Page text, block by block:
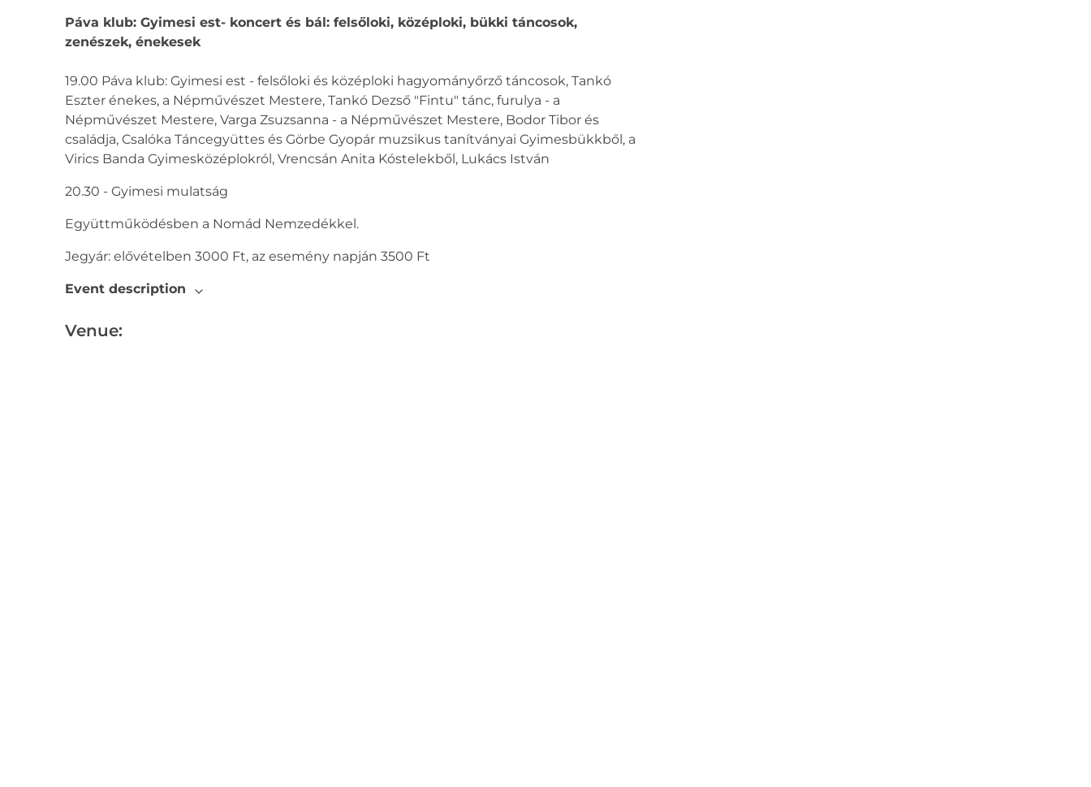
Páva klub: Gyimesi est- koncert és bál: felsőloki, középloki, bükki táncosok,
zenészek, énekesek
19.00 Páva klub: Gyimesi est - felsőloki és középloki hagyományőrző táncosok, Tankó
Eszter énekes, a Népművészet Mestere, Tankó Dezső "Fintu" tánc, furulya - a
Népművészet Mestere, Varga Zsuzsanna - a Népművészet Mestere, Bodor Tibor és
családja, Csalóka Táncegyüttes és Görbe Gyopár muzsikus tanítványai Gyimesbükkből, a
Virics Banda Gyimesközéplokról, Vrencsán Anita Kóstelekből, Lukács István
20.30 - Gyimesi mulatság
Együttműködésben a Nomád Nemzedékkel.
Jegyár: elővételben 3000 Ft, az esemény napján 3500 Ft
Event description
Venue: